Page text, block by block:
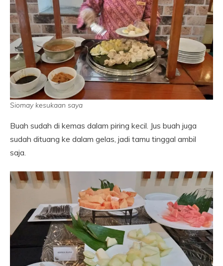
Siomay kesukaan saya
Buah sudah di kemas dalam piring kecil. Jus buah juga
sudah dituang ke dalam gelas, jadi tamu tinggal ambil
saja.